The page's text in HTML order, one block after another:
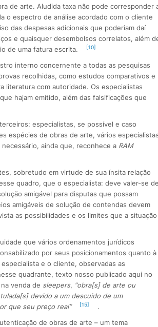
de arte. Aludida taxa não pode corresponder
o espectro de análise acordado com o cliente
das despesas adicionais que poderiam daí
e quaisquer desembolsos correlatos, além
de uma fatura escrita.
[10]
interno concernente a todas as pesquisas
recolhidas, como estudos comparativos e
literatura com autoridade. Os especialistas
hajam emitido, além das falsificações que
especialistas, se possível e caso
espécies de obras de arte, vários especialistas
ainda que, reconhece a RAM
sobretudo em virtude de sua ínsita relação
quadro, que o especialista: deve valer-se de
amigável para disputas que possam
amigáveis de solução de contendas devem
as possibilidades e os limites que a situação
que vários ordenamentos jurídicos
por seus posicionamentos quanto à
e o cliente, observadas as
quadrante, texto nosso publicado aqui no
venda de sleepers, “obra[s] de arte ou
devido a um descuido de um
que seu preço real”
[15]
.
de obras de arte – um tema